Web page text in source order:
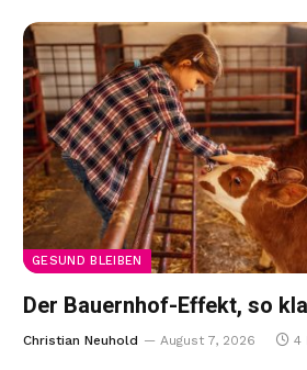
GESUND BLEIBEN
Der Bauernhof-Effekt, so
Christian Neuhold August 7, 2026 4